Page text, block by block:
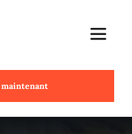
Toggle
maintenant